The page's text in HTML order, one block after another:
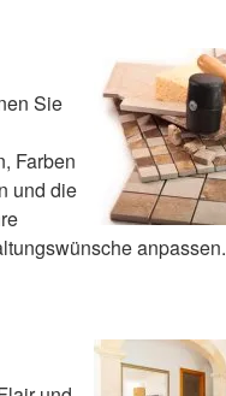
Sie
Farben
und die
anpassen.